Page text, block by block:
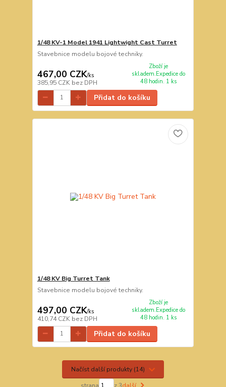
1/48 KV-1 Model 1941 Lightwight Cast Turret
Stavebnice modelu bojové techniky.
467,00 CZK/ks
385,95 CZK bez DPH
Zboží je
skladem.Expedice do
48 hodin. 1 ks
Přidat do košíku
1/48 KV Big Turret Tank
Stavebnice modelu bojové techniky.
497,00 CZK/ks
410,74 CZK bez DPH
Zboží je
skladem.Expedice do
48 hodin. 1 ks
Přidat do košíku
Načíst další produkty (14)
strana z 3další